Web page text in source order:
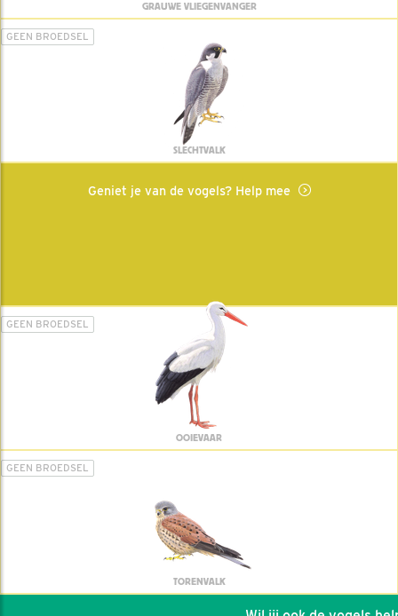
GRAUWE VLIEGENVANGER
GEEN BROEDSEL
SLECHTVALK
Geniet je van de vogels? Help mee
GEEN BROEDSEL
OOIEVAAR
GEEN BROEDSEL
TORENVALK